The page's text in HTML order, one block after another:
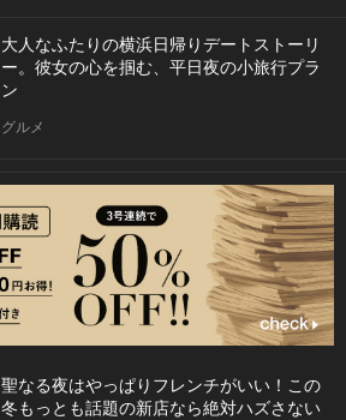
大人なふたりの横浜日帰りデートストーリ
ー。彼女の心を掴む、平日夜の小旅行プラ
ン
グルメ
聖なる夜はやっぱりフレンチがいい！この
冬もっとも話題の新店なら絶対ハズさない